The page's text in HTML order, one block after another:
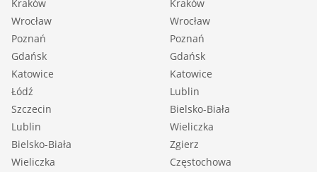
Kraków
Wrocław
Poznań
Gdańsk
Katowice
Łódź
Szczecin
Lublin
Bielsko-Biała
Wieliczka
Kraków
Wrocław
Poznań
Gdańsk
Katowice
Lublin
Bielsko-Biała
Wieliczka
Zgierz
Częstochowa